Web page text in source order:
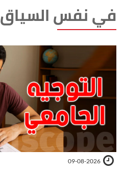
في نفس السياق
09-08-2026